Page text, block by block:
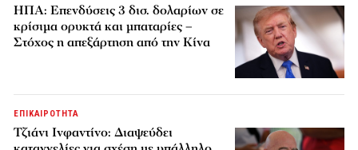
ΗΠΑ: Επενδύσεις 3 δισ. δολαρίων σε
κρίσιμα ορυκτά και μπαταρίες –
Στόχος η απεξάρτηση από την Κίνα
ΕΠΙΚΑΙΡΟΤΗΤΑ
Τζιάνι Ινφαντίνο: Διαψεύδει